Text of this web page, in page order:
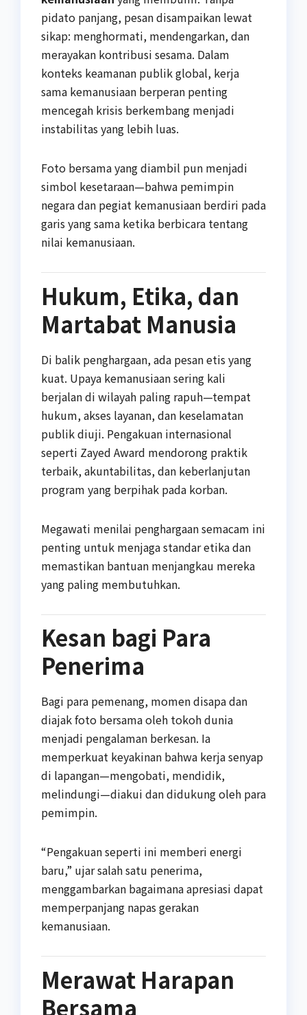
pidato panjang, pesan disampaikan lewat
sikap: menghormati, mendengarkan, dan
merayakan kontribusi sesama. Dalam
konteks keamanan publik global, kerja
sama kemanusiaan berperan penting
mencegah krisis berkembang menjadi
instabilitas yang lebih luas.
Foto bersama yang diambil pun menjadi
simbol kesetaraan—bahwa pemimpin
negara dan pegiat kemanusiaan berdiri pada
garis yang sama ketika berbicara tentang
nilai kemanusiaan.
Hukum, Etika, dan
Martabat Manusia
Di balik penghargaan, ada pesan etis yang
kuat. Upaya kemanusiaan sering kali
berjalan di wilayah paling rapuh—tempat
hukum, akses layanan, dan keselamatan
publik diuji. Pengakuan internasional
seperti Zayed Award mendorong praktik
terbaik, akuntabilitas, dan keberlanjutan
program yang berpihak pada korban.
Megawati menilai penghargaan semacam ini
penting untuk menjaga standar etika dan
memastikan bantuan menjangkau mereka
yang paling membutuhkan.
Kesan bagi Para
Penerima
Bagi para pemenang, momen disapa dan
diajak foto bersama oleh tokoh dunia
menjadi pengalaman berkesan. Ia
memperkuat keyakinan bahwa kerja senyap
di lapangan—mengobati, mendidik,
melindungi—diakui dan didukung oleh para
pemimpin.
“Pengakuan seperti ini memberi energi
baru,” ujar salah satu penerima,
menggambarkan bagaimana apresiasi dapat
memperpanjang napas gerakan
kemanusiaan.
Merawat Harapan
Bersama